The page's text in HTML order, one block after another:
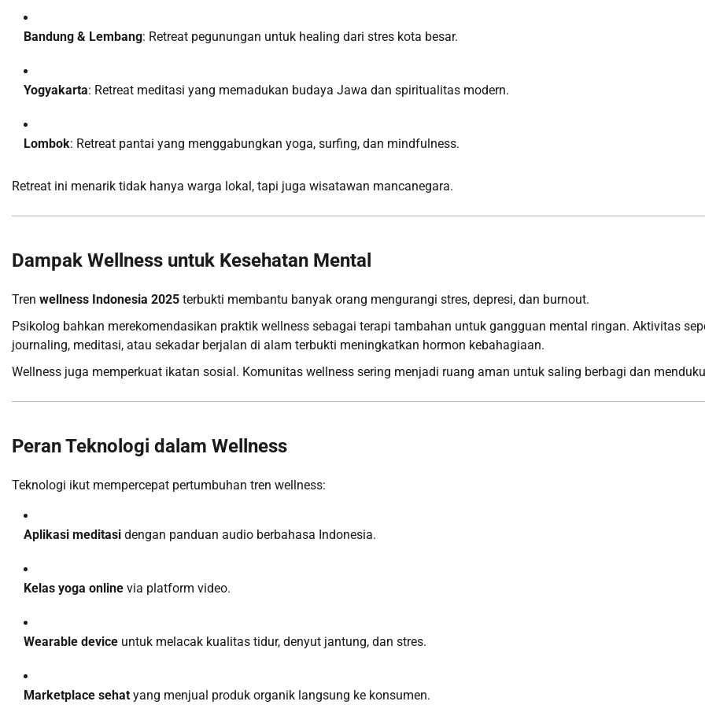
Bandung & Lembang: Retreat pegunungan untuk healing dari stres kota besar.
Yogyakarta: Retreat meditasi yang memadukan budaya Jawa dan spiritualitas modern.
Lombok: Retreat pantai yang menggabungkan yoga, surfing, dan mindfulness.
Retreat ini menarik tidak hanya warga lokal, tapi juga wisatawan mancanegara.
Dampak Wellness untuk Kesehatan Mental
Tren wellness Indonesia 2025 terbukti membantu banyak orang mengurangi stres, depresi, dan burnout.
Psikolog bahkan merekomendasikan praktik wellness sebagai terapi tambahan untuk gangguan mental ringan. Aktivitas
journaling, meditasi, atau sekadar berjalan di alam terbukti meningkatkan hormon kebahagiaan.
Wellness juga memperkuat ikatan sosial. Komunitas wellness sering menjadi ruang aman untuk saling berbagi dan
Peran Teknologi dalam Wellness
Teknologi ikut mempercepat pertumbuhan tren wellness:
Aplikasi meditasi dengan panduan audio berbahasa Indonesia.
Kelas yoga online via platform video.
Wearable device untuk melacak kualitas tidur, denyut jantung, dan stres.
Marketplace sehat yang menjual produk organik langsung ke konsumen.